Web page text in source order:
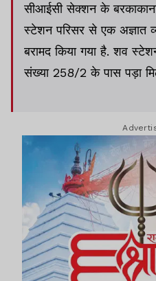
सीआईसी सेक्शन के
स्टेशन परिसर से एक अज्ञात
बरामद किया गया है. शव
संख्या 258/2 के पास पड़ा